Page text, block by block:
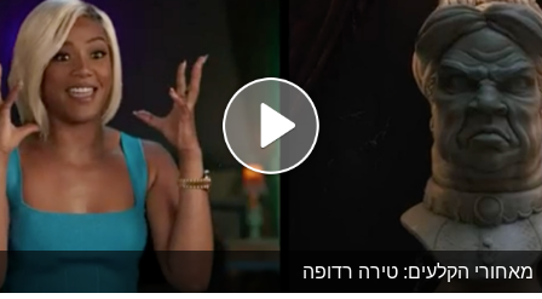
מאחורי הקלעים: טירה רדופה